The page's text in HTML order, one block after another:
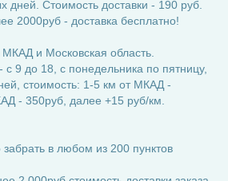
дней. Стоимость доставки - 190 руб.
2000руб - доставка бесплатно!
и Московская область.
9 до 18, с понедельника по пятницу,
стоимость: 1-5 км от МКАД -
- 350руб, далее +15 руб/км.
в любом из 200 пунктов